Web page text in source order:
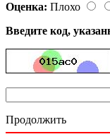
Оценка: Плохо
Введите код,
Продолжить